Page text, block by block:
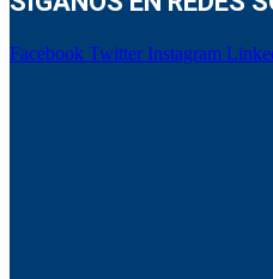
Facebook Twitter Instagram